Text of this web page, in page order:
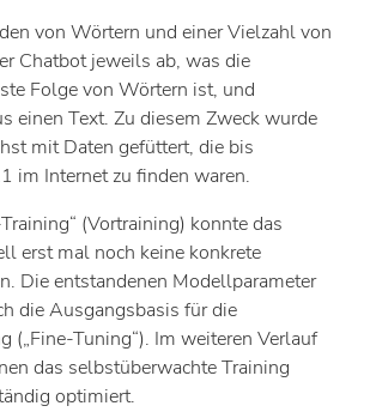
von Wörtern und einer Vielzahl von
Chatbot jeweils ab, was die
Folge von Wörtern ist, und
einen Text. Zu diesem Zweck wurde
mit Daten gefüttert, die bis
im Internet zu finden waren.
(Vortraining) konnte das
erst mal noch keine konkrete
Die entstandenen Modellparameter
die Ausgangsbasis für die
(„Fine-Tuning“). Im weiteren Verlauf
das selbstüberwachte Training
optimiert.